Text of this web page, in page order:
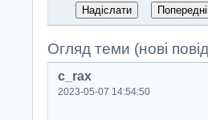
Огляд теми (нові
c_rax
2023-05-07 14:54:50